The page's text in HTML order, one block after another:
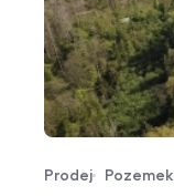
Typ nabídky
Prodej
Typ nemovitosti
Pozemek